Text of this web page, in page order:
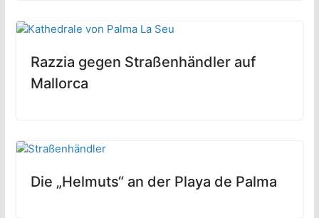
Razzia gegen Straßenhändler auf
Mallorca
Die „Helmuts“ an der Playa de Palma